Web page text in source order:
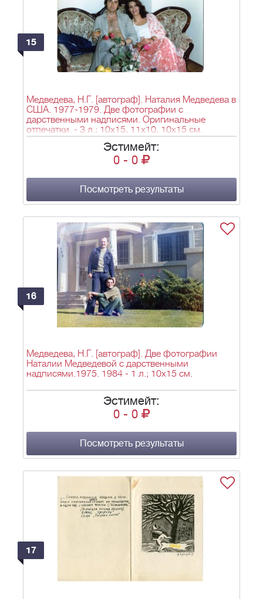
15
Медведева, Н.Г. [автограф]. Наталия Медведева в
США. 1977-1979. Две фотографии с
дарственными надписями. Оригинальные
отпечатки. - 3 л.; 10х15, 11х10, 10х15 см.
Эстимейт:
0 - 0
Посмотреть результаты
16
Медведева, Н.Г. [автограф]. Две фотографии
Наталии Медведевой с дарственными
надписями.1975. 1984 - 1 л.; 10х15 см.
Эстимейт:
0 - 0
Посмотреть результаты
17